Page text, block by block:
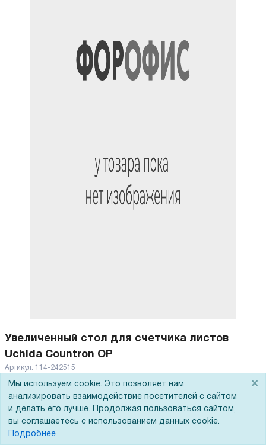
Увеличенный стол для счетчика листов
Uchida Countron OP
Артикул: 114-242515
123 882 Р
В корзину
Мы используем cookie. Это позволяет нам
анализировать взаимодействие посетителей с сайтом
и делать его лучше. Продолжая пользоваться сайтом,
вы соглашаетесь с использованием данных cookie.
Подробнее
×